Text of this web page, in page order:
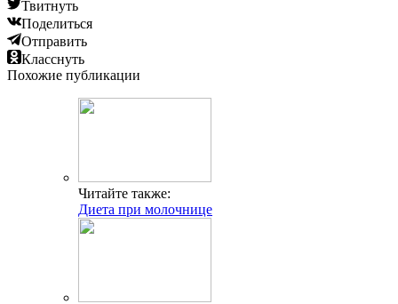
Твитнуть
Поделиться
Отправить
Класснуть
Похожие публикации
Читайте также:
Диета при молочнице